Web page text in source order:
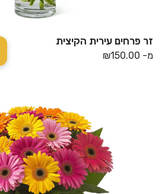
זר פרחים עירית הקיצית
מ- ₪150.00